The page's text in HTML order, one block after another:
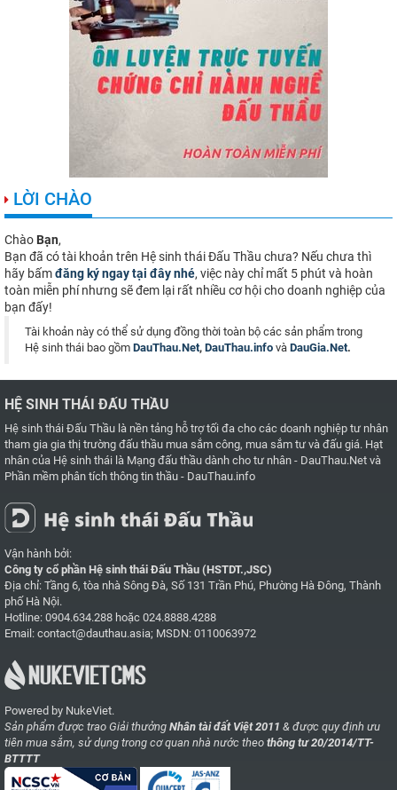
LỜI CHÀO
Chào Bạn,
Bạn đã có tài khoản trên Hệ sinh thái Đấu Thầu chưa? Nếu chưa thì
hãy bấmđăng ký ngay tại đây nhé, việc này chỉ mất 5 phút và hoàn
toàn miễn phí nhưng sẽ đem lại rất nhiều cơ hội cho doanh nghiệp của
bạn đấy!
Tài khoản này có thể sử dụng đồng thời toàn bộ các sản phẩm trong
Hệ sinh thái bao gồm DauThau.Net, DauThau.info và DauGia.Net.
HỆ SINH THÁI ĐẤU THẦU
Hệ sinh thái Đấu Thầu là nền tảng hỗ trợ tối đa cho các doanh nghiệp tư nhân
tham gia gia thị trường đấu thầu mua sắm công, mua sắm tư và đấu giá. Hạt
nhân của Hệ sinh thái là Mạng đấu thầu dành cho tư nhân - DauThau.Net và
Phần mềm phân tích thông tin thầu - DauThau.info
Vận hành bởi:
Công ty cổ phần Hệ sinh thái Đấu Thầu (HSTDT.,JSC)
Địa chỉ: Tầng 6, tòa nhà Sông Đà, Số 131 Trần Phú, Phường Hà Đông, Thành
phố Hà Nội.
Hotline: 0904.634.288 hoặc 024.8888.4288
Email: contact@dauthau.asia; MSDN: 0110063972
Powered by NukeViet.
Sản phẩm được trao Giải thưởng Nhân tài đất Việt 2011 & được quy định ưu
tiên mua sắm, sử dụng trong cơ quan nhà nước theo thông tư 20/2014/TT-
BTTTT